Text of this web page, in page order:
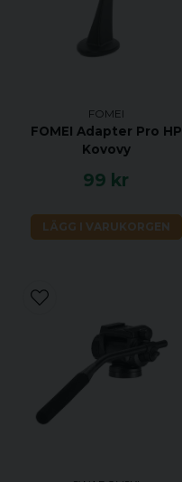
FOMEI
FOMEI Adapter Pro HP
Kovovy
99 kr
LÄGG I VARUKORGEN